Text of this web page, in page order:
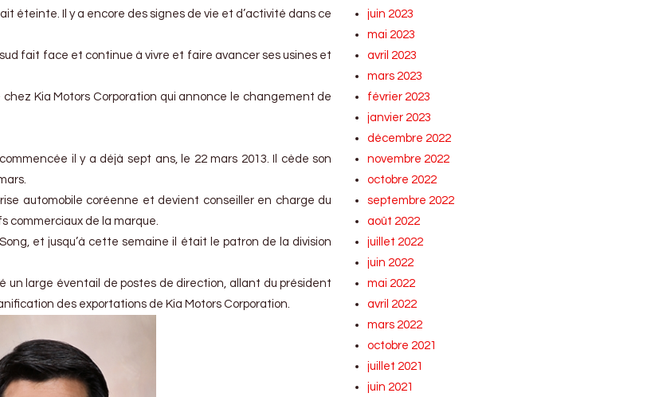
éteinte. Il y a encore des signes de vie et d’activité dans ce
fait face et continue à vivre et faire avancer ses usines et
Kia Motors Corporation qui annonce le changement de
il y a déjà sept ans, le 22 mars 2013. Il cède son
automobile coréenne et devient conseiller en charge du
commerciaux de la marque.
et jusqu’à cette semaine il était le patron de la division
un large éventail de postes de direction, allant du président
des exportations de Kia Motors Corporation.
juin 2023
mai 2023
avril 2023
mars 2023
février 2023
janvier 2023
décembre 2022
novembre 2022
octobre 2022
septembre 2022
août 2022
juillet 2022
juin 2022
mai 2022
avril 2022
mars 2022
octobre 2021
juillet 2021
juin 2021